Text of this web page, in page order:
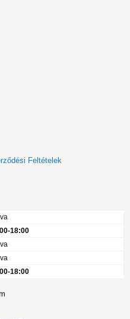
Feltételek
18:00
18:00